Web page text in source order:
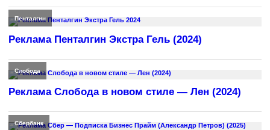
Пенталгин
Реклама Пенталгин Экстра Гель (2024)
Слобода
Реклама Слобода в новом стиле — Лен (2024)
Сбербанк